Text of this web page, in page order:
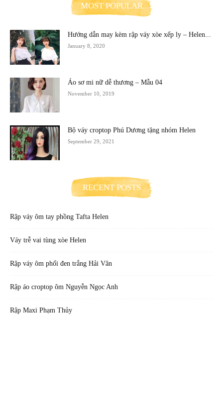
MOST POPULAR
Hướng dẫn may kèm rập váy xòe xếp ly – Helen...
January 8, 2020
Áo sơ mi nữ dễ thương – Mẫu 04
November 10, 2019
Bộ váy croptop Phú Dương tặng nhóm Helen
September 29, 2021
RECENT POSTS
Rập váy ôm tay phồng Tafta Helen
Váy trễ vai tùng xòe Helen
Rập váy ôm phối đen trắng Hải Vân
Rập áo croptop ôm Nguyễn Ngọc Anh
Rập Maxi Phạm Thủy